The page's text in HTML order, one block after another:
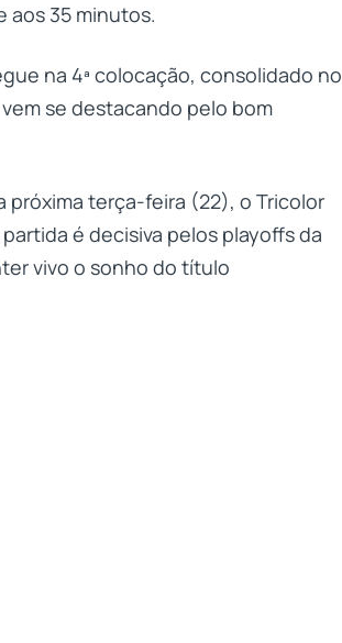
aos 35 minutos.
na 4ª colocação, consolidado no
se destacando pelo bom
próxima terça-feira (22), o Tricolor
é decisiva pelos playoffs da
vivo o sonho do título